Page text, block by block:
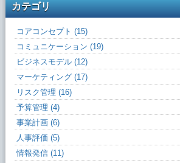
カテゴリ
コアコンセプト (15)
コミュニケーション (19)
ビジネスモデル (12)
マーケティング (17)
リスク管理 (16)
予算管理 (4)
事業計画 (6)
人事評価 (5)
情報発信 (11)